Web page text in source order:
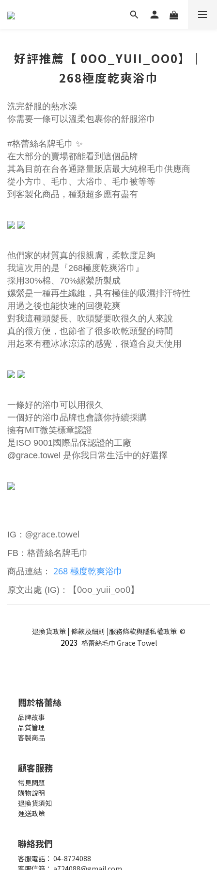
好評推薦【 0OO_YUII_OO0】｜
268極度乾爽浴巾
洗完舒服的熱水澡
你需要一條可以溫柔包裹你的舒服浴巾
#格蕾絲名牌毛巾 ✨
在大部分的賣場都能看到這個品牌
其為目前在台各通路量販店最大純棉毛巾供應商
從小方巾、毛巾、大浴巾、毛巾被等等
到客製化商品，種類超多應有盡有
他們家的材質真的很親膚，柔軟度足夠
我這次用的是『268極度乾爽浴巾』
採用30%棉、70%縲縈所製成
嫘縈是一種再生纖維，具有極佳的吸濕排汗特性
用過之後也能快速的回復乾爽
對我這種頭髮長、吹頭髮要吹很久的人來說
真的很方便，也節省了很多吹乾頭髮的時間
用起來有種冰冰涼涼的感覺，很適合夏天使用
一條好的浴巾可以用很久
一個好的浴巾品牌也會讓你持續採購
擁有MIT微笑標章認證
是ISO 9001國際品保認證的工廠
@grace.towel 是你我日常生活中的好選擇
IG： @grace.towel
FB： 格蕾絲名牌毛巾
商品連結： 268 極度乾爽浴巾
原文出處 (IG)：【 0oo_yuii_oo0】
退換貨政策| 條款及細則 |服務條款與隱私權政策©
2023 格蕾絲毛巾 Grace Towel
關於格蕾絲
品牌故事
品質管理
客製商品
顧客服務
常見問題
購物說明
退換貨須知
運送政策
聯絡我們
客服電話： 04-8724088